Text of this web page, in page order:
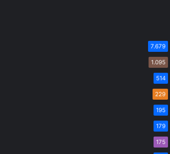
7.679
1.095
514
229
195
179
175